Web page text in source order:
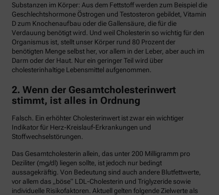
Substanzen im Körper: Aus dem Fettstoff werden zum Beispiel die
Geschlechtshormone Östrogen und Testosteron gebildet, Vitamin
D zum Knochenaufbau oder die Gallensäure, die für die
Verdauung benötigt wird. Und weil Cholesterin so wichtig für den
Organismus ist, stellt unser Körper rund 80 Prozent der
benötigten Menge selbst her, vor allem in der Leber, aber auch im
Darm oder der Haut. Nur ein geringer Teil wird über
cholesterinhaltige Lebensmittel aufgenommen.
2. Wenn der Gesamtcholesterinwert
stimmt, ist alles in Ordnung
Falsch. Ein erhöhter Cholesterinwert ist zwar ein wichtiger
Indikator für Herz-Kreislauf-Erkrankungen und
Stoffwechselstörungen.
Das Gesamtcholesterin allein, das unter 200 Milligramm pro
Deziliter (mg/dl) liegen sollte, ist jedoch nur bedingt
aussagekräftig. Von Bedeutung sind auch andere Blutfettwerte,
vor allem das „böse“ LDL-Cholesterin und Triglyzeride sowie
individuelle Risikofaktoren. Aktuell gelten folgende Zielwerte als